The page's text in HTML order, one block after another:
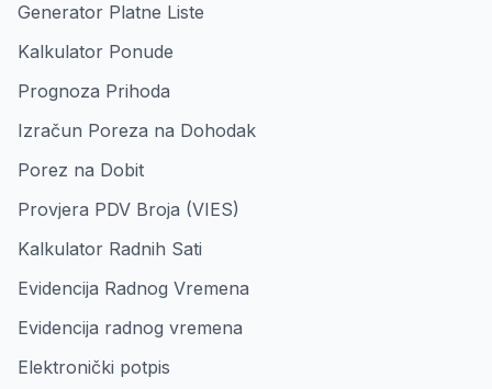
Generator Platne Liste
Kalkulator Ponude
Prognoza Prihoda
Izračun Poreza na Dohodak
Porez na Dobit
Provjera PDV Broja (VIES)
Kalkulator Radnih Sati
Evidencija Radnog Vremena
Evidencija radnog vremena
Elektronički potpis